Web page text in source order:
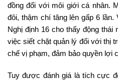
đồng đối với môi giới cá nhân.
đôi, thậm chí tăng lên gấp 6
Nghị định 16 cho thấy động thái
việc siết chặt quản lý đối với thị
chế vị phạm, đảm bảo quyền lợi
Tuy được đánh giá là tích cực